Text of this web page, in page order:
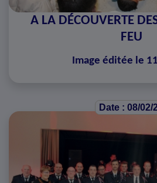
A LA DÉCOUVERTE
FEU
Image éditée le
Date : 08/02/